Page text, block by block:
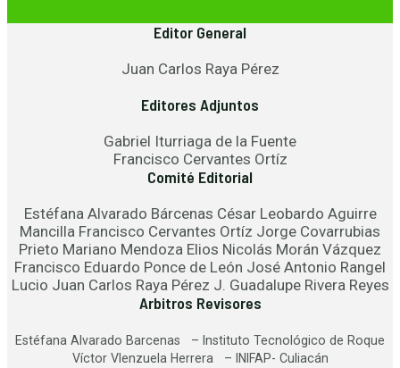
Editor General
Juan Carlos Raya Pérez
Editores Adjuntos
Gabriel Iturriaga de la Fuente
Francisco Cervantes Ortíz
Comité Editorial
Estéfana Alvarado Bárcenas César Leobardo Aguirre
Mancilla Francisco Cervantes Ortíz Jorge Covarrubias
Prieto Mariano Mendoza Elios Nicolás Morán Vázquez
Francisco Eduardo Ponce de León José Antonio Rangel
Lucio Juan Carlos Raya Pérez J. Guadalupe Rivera Reyes
Arbitros Revisores
Estéfana Alvarado Barcenas – Instituto Tecnológico de Roque
Víctor Vlenzuela Herrera – INIFAP- Culiacán